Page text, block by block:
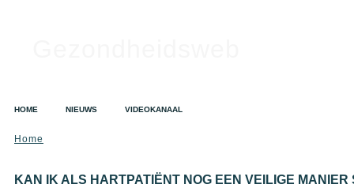
HOME NIEUWS VIDEOKANAAL
SEARCH
Home
KAN IK ALS HARTPATIËNT NOG EEN VEILIGE